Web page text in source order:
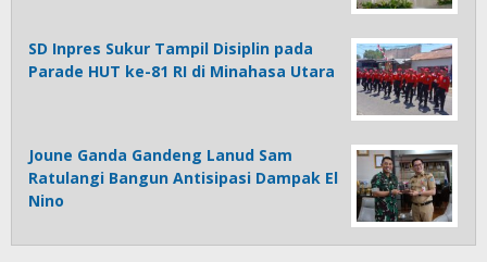
SD Inpres Sukur Tampil Disiplin pada
Parade HUT ke-81 RI di Minahasa Utara
Joune Ganda Gandeng Lanud Sam
Ratulangi Bangun Antisipasi Dampak El
Nino